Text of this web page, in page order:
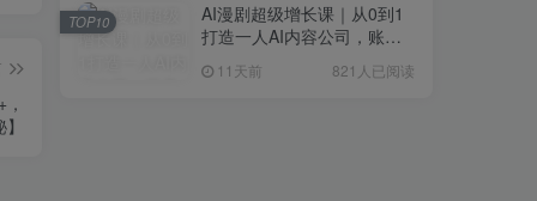
AI漫剧超级增长课｜从0到1
打造一人AI内容公司，账号
流程实战
11天前 821人已阅读
TOP10